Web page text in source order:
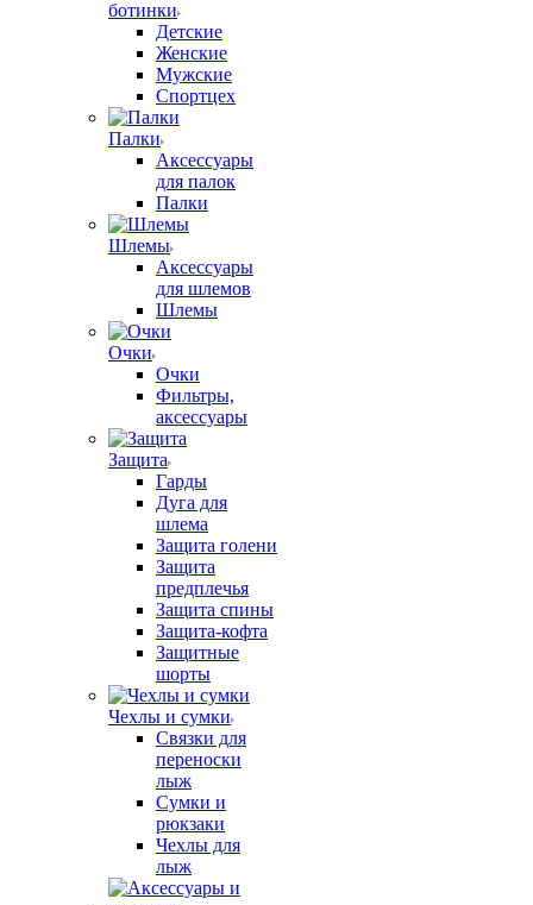
ботинки
Детские
Женские
Мужские
Спортцех
Палки
Аксессуары
для палок
Палки
Шлемы
Аксессуары
для шлемов
Шлемы
Очки
Очки
Фильтры,
аксессуары
Защита
Гарды
Дуга для
шлема
Защита голени
Защита
предплечья
Защита спины
Защита-кофта
Защитные
шорты
Чехлы и сумки
Связки для
переноски
лыж
Сумки и
рюкзаки
Чехлы для
лыж